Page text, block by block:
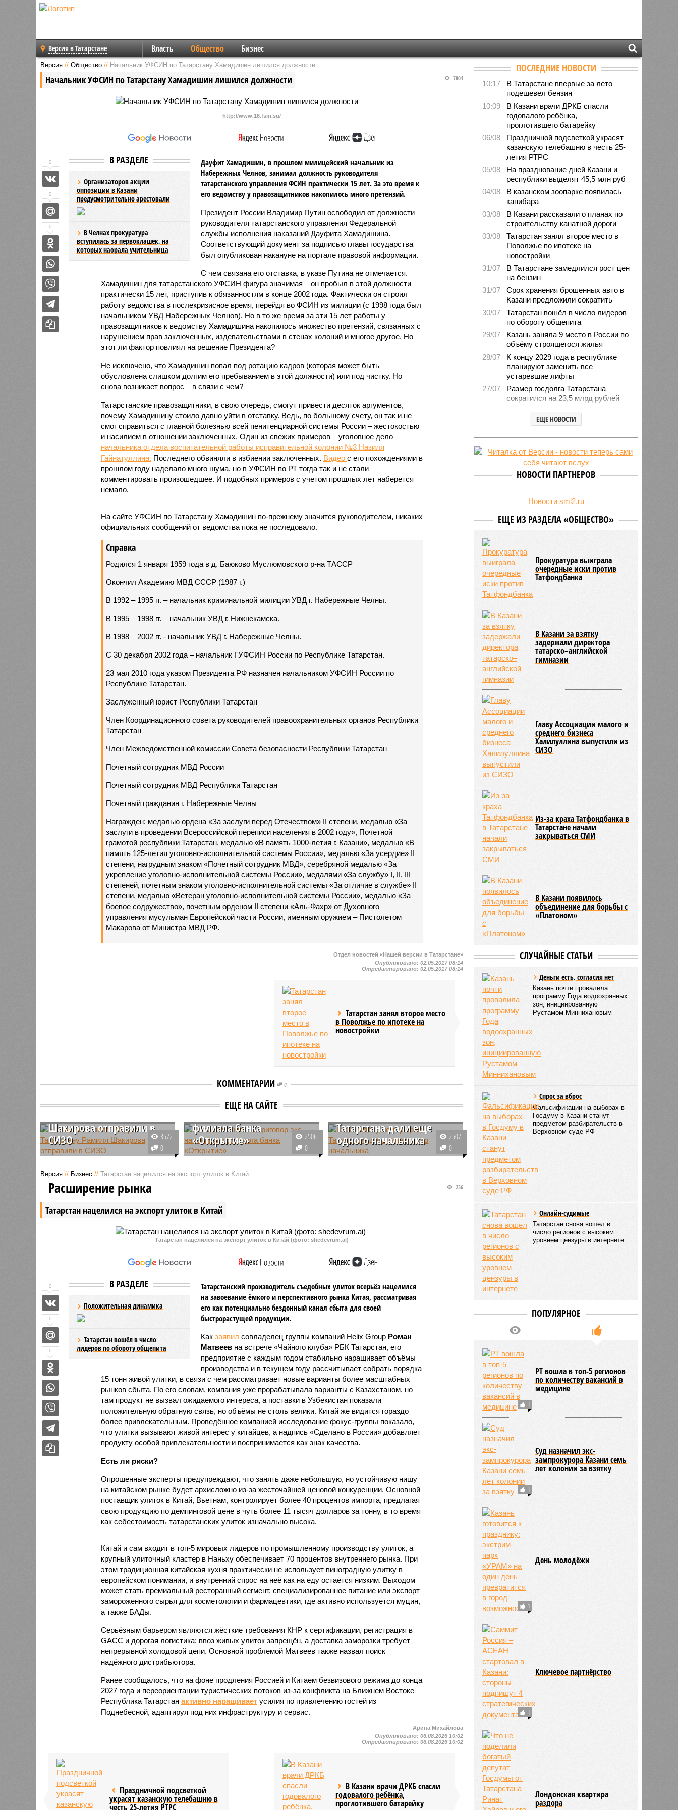
Версия в Татарстане Власть Общество Бизнес
Версия // Общество // Начальник УФСИН по Татарстану Хамадишин лишился должности
Начальник УФСИН по Татарстану Хамадишин лишился должности 7801
http://www.16.fsin.su/
В РАЗДЕЛЕ
Организаторов акции
оппозиции в Казани
предусмотрительно арестовали
В Челнах прокуратура
вступилась за первоклашек, на
которых наорала учительница
Дауфит Хамадишин, в прошлом милицейский начальник из
Набережных Челнов, занимал должность руководителя
татарстанского управления ФСИН практически 15 лет. За это время к
его ведомству у правозащитников накопилось много претензий.
Президент России Владимир Путин освободил от должности
руководителя татарстанского управления Федеральной
службы исполнения наказаний Дауфита Хамадишина.
Соответствующий документ за подписью главы государства
был опубликован накануне на портале правовой информации.
С чем связана его отставка, в указе Путина не отмечается.
Хамадишин для татарстанского УФСИН фигура значимая – он пробыл в этой должности
практически 15 лет, приступив к обязанностям в конце 2002 года. Фактически он строил
работу ведомства в послекризисное время, перейдя во ФСИН из милиции (с 1998 года был
начальником УВД Набережных Челнов). Но в то же время за эти 15 лет работы у
правозащитников к ведомству Хамадишина накопилось множество претензий, связанных с
нарушением прав заключенных, издевательствами в стенах колоний и многое другое. Но
этот ли фактор повлиял на решение Президента?
Не исключено, что Хамадишин попал под ротацию кадров (которая может быть
обусловлена слишком долгим его пребыванием в этой должности) или под чистку. Но
снова возникает вопрос – в связи с чем?
Татарстанские правозащитники, в свою очередь, смогут привести десяток аргументов,
почему Хамадишину стоило давно уйти в отставку. Ведь, по большому счету, он так и не
смог справиться с главной болезнью всей пенитенциарной системы России – жестокостью
и насилием в отношении заключенных. Один из свежих примеров – уголовное дело
начальника отдела воспитательной работы исправительной колонии №3 Назиля
Гайнатуллина. Последнего обвиняли в избиении заключенных. Видео с его похождениями в
прошлом году наделало много шума, но в УФСИН по РТ тогда так и не стали
комментировать произошедшее. И подобных примеров с учетом прошлых лет наберется
немало.
На сайте УФСИН по Татарстану Хамадишин по-прежнему значится руководителем, никаких
официальных сообщений от ведомства пока не последовало.
Справка
Родился 1 января 1959 года в д. Баюково Муслюмовского р-на ТАССР
Окончил Академию МВД СССР (1987 г.)
В 1992 – 1995 гг. – начальник криминальной милиции УВД г. Набережные Челны.
В 1995 – 1998 гг. – начальник УВД г. Нижнекамска.
В 1998 – 2002 гг. - начальник УВД г. Набережные Челны.
С 30 декабря 2002 года – начальник ГУФСИН России по Республике Татарстан.
23 мая 2010 года указом Президента РФ назначен начальником УФСИН России по
Республике Татарстан.
Заслуженный юрист Республики Татарстан
Член Координационного совета руководителей правоохранительных органов Республики
Татарстан
Член Межведомственной комиссии Совета безопасности Республики Татарстан
Почетный сотрудник МВД России
Почетный сотрудник МВД Республики Татарстан
Почетный гражданин г. Набережные Челны
Награжден: медалью ордена «За заслуги перед Отечеством» II степени, медалью «За
заслуги в проведении Всероссийской переписи населения в 2002 году», Почетной
грамотой республики Татарстан, медалью «В память 1000-летия г. Казани», медалью «В
память 125-летия уголовно-исполнительной системы России», медалью «За усердие» II
степени, нагрудным знаком «Почетный сотрудник МВД», серебряной медалью «За
укрепление уголовно-исполнительной системы России», медалями «За службу» I, II, III
степеней, почетным знаком уголовно-исполнительной системы «За отличие в службе» II
степени, медалью «Ветеран уголовно-исполнительной системы России», медалью «За
боевое содружество», почетным орденом II степени «Аль-Фахр» от Духовного
управления мусульман Европейской части России, именным оружием – Пистолетом
Макарова от Министра МВД РФ.
0
0
0
Отдел новостей «Нашей версии в Татарстане»
Опубликовано:02.05.2017 08:14
Отредактировано:02.05.2017 08:14
Татарстан занял второе место
в Поволжье по ипотеке на
новостройки
КОММЕНТАРИИ 0
ЕЩЕ НА САЙТЕ
Начальника тыла МВД по
Шакирова отправили в
СИЗО
В изоляторе он проведет,
Органы следствия предполагают,
то Шакиров может быть
причастен к получению взяток
при заключении госконтрактов на
3572
0
В Казани вынесен
приговор экс-начальнику
филиала банка
«Открытие»
В столице Татарстана
по громкому делу о хищении 220
филиала и кассирша выслушали
2506
0
Татарстана дали еще
одного начальника
В Татарстане власть пребывает
2507
0
Версия // Бизнес // Татарстан нацелился на экспорт улиток в Китай
Татарстан нацелился на экспорт улиток в Китай
236
Расширение рынка
Татарстан нацелился на экспорт улиток в Китай (фото: shedevrum.ai)
В РАЗДЕЛЕ
Положительная динамика
Татарстан вошёл в число
лидеров по обороту общепита
Татарстанский производитель съедобных улиток всерьёз нацелился
на завоевание ёмкого и перспективного рынка Китая, рассматривая
его как потенциально бездонный канал сбыта для своей
быстрорастущей продукции.
Как заявил совладелец группы компаний Helix Group Роман
Матвеевна встрече «Чайного клуба» РБК Татарстан, его
предприятие с каждым годом стабильно наращивает объёмы
производства и в текущем году рассчитывает собрать порядка
15 тонн живой улитки, в связи с чем рассматривает новые варианты более масштабных
рынков сбыта. По его словам, компания уже прорабатывала варианты с Казахстаном, но
там продукт не вызвал ожидаемого интереса, а поставки в Узбекистан показали
положительную обратную связь, но объёмы не столь велики. Китай же видится гораздо
более привлекательным. Проведённое компанией исследование фокус-группы показало,
что улитки вызывают живой интерес у китайцев, а надпись «Сделано в России» добавляет
продукту особой привлекательности и воспринимается как знак качества.
Есть ли риски?
Опрошенные эксперты предупреждают, что занять даже небольшую, но устойчивую нишу
на китайском рынке будет архисложно из-за жесточайшей ценовой конкуренции. Основной
поставщик улиток в Китай, Вьетнам, контролирует более 40 процентов импорта, предлагая
свою продукцию по демпинговой цене в чуть более 11 тысяч долларов за тонну, в то время
как себестоимость татарстанских улиток изначально высока.
Китай и сам входит в топ-5 мировых лидеров по промышленному производству улиток, а
крупный улиточный кластер в Наньху обеспечивает 70 процентов внутреннего рынка. При
этом традиционная китайская кухня практически не использует виноградную улитку в
европейском понимании, и внутренний спрос на неё как на еду остаётся низким. Выходом
может стать премиальный ресторанный сегмент, специализированное питание или экспорт
замороженного сырья для косметологии и фармацевтики, где активно используется муцин,
а также БАДы.
Серьёзным барьером являются жёсткие требования КНР к сертификации, регистрация в
GACC и дорогая логистика: ввоз живых улиток запрещён, а доставка заморозки требует
непрерывной холодовой цепи. Основной проблемой Матвеев также назвал поиск
надёжного дистрибьютора.
Ранее сообщалось, что на фоне продления Россией и Китаем безвизового режима до конца
2027 года и переориентации туристических потоков из-за конфликта на Ближнем Востоке
Республика Татарстан активно наращиваетусилия по привлечению гостей из
Поднебесной, адаптируя под них инфраструктуру и сервис.
0
0
0
Арина Михайлова
Опубликовано:06.08.2026 10:02
Отредактировано:06.08.2026 10:02
Праздничной подсветкой
украсят казанскую телебашню в
честь 25-летия РТРС
В Казани врачи ДРКБ спасли
годовалого ребёнка,
проглотившего батарейку
ПОСЛЕДНИЕ НОВОСТИ
10:17
В Татарстане впервые за лето
подешевел бензин
10:09
В Казани врачи ДРКБ спасли
годовалого ребёнка,
проглотившего батарейку
06/08
Праздничной подсветкой украсят
казанскую телебашню в честь 25-
летия РТРС
05/08
На празднование дней Казани и
республики выделят 45,5 млн руб
04/08
В казанском зоопарке появилась
капибара
03/08
В Казани рассказали о планах по
строительству канатной дороги
03/08
Татарстан занял второе место в
Поволжье по ипотеке на
новостройки
31/07
В Татарстане замедлился рост цен
на бензин
31/07
Срок хранения брошенных авто в
Казани предложили сократить
30/07
Татарстан вошёл в число лидеров
по обороту общепита
29/07
Казань заняла 9 место в России по
объёму строящегося жилья
28/07
К концу 2029 года в республике
планируют заменить все
устаревшие лифты
27/07
Размер госдолга Татарстана
сократился на 23,5 млрд рублей
Свыше 2,3 млн «квадратов»
нового жилья построили с начала
врезался в дерево и загорелся,
есть погибшие
ЕЩЕ НОВОСТИ
НОВОСТИ ПАРТНЕРОВ
Новости smi2.ru
ЕЩЕ ИЗ РАЗДЕЛА «ОБЩЕСТВО»
Прокуратура выиграла
очередные иски против
Татфондбанка
В Казани за взятку
задержали директора
татарско–английской
гимназии
Главу Ассоциации малого и
среднего бизнеса
Халилуллина выпустили из
СИЗО
Из-за краха Татфондбанка в
Татарстане начали
закрываться СМИ
В Казани появилось
объединение для борьбы с
«Платоном»
СЛУЧАЙНЫЕ СТАТЬИ
Деньги есть, согласия нет
Казань почти провалила
программу Года водоохранных
зон, инициированную
Рустамом Миннихановым
Спрос за вброс
Фальсификации на выборах в
Госдуму в Казани станут
предметом разбирательств в
Верховном суде РФ
Онлайн-судимые
Татарстан снова вошел в
число регионов с высоким
уровнем цензуры в интернете
ПОПУЛЯРНОЕ
1
РТ вошла в топ-5 регионов
по количеству вакансий в
медицине
1
Суд назначил экс-
зампрокурора Казани семь
лет колонии за взятку
1
День молодёжи
1
Ключевое партнёрство
Лондонская квартира
раздора